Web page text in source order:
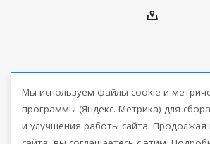
продукции
Версия для печати
Мы используем файлы cookie и
программы (Яндекс. Метрика) для сбора
и улучшения работы сайта. Продолжая